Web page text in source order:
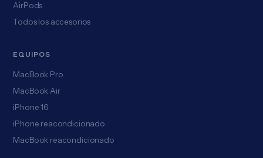
AirPods
Todos los accesorios
EQUIPOS
MacBook Pro
MacBook Air
iPhone 16
iPhone reacondicionado
MacBook reacondicionado